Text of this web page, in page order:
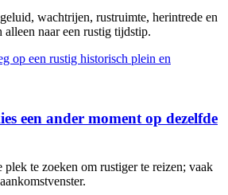
wachtrijen, rustruimte, herintrede en
naar een rustig tijdstip.
een ander moment op dezelfde
plek te zoeken om rustiger te reizen; vaak